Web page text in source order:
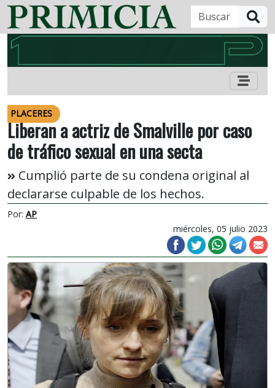
PLACERES
Liberan a actriz de Smalville por caso
de tráfico sexual en una secta
Cumplió parte de su condena original al
declararse culpable de los hechos.
Por: AP
miércoles, 05 julio 2023